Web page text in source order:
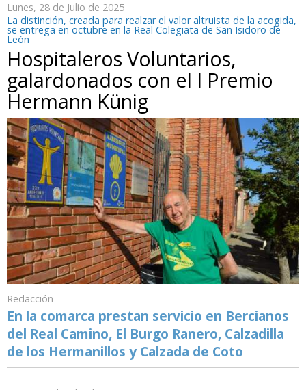
Lunes, 28 de Julio de 2025
La distinción, creada para realzar el valor altruista de la acogida,
se entrega en octubre en la Real Colegiata de San Isidoro de
León
Hospitaleros Voluntarios,
galardonados con el I Premio
Hermann Künig
Redacción
En la comarca prestan servicio en Bercianos
del Real Camino, El Burgo Ranero, Calzadilla
de los Hermanillos y Calzada de Coto